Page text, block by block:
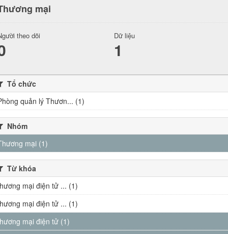
mại
theo dõi Dữ liệu
1
Tổ chức
quản lý Thươn... (1)
Nhóm
mại (1)
Từ khóa
mại điện tử ... (1)
mại điện tử ... (1)
mại điện tử (1)